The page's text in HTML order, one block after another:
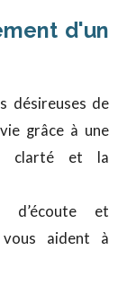
d'un
désireuses de
grâce à une
clarté et la
d’écoute et
vous aident à